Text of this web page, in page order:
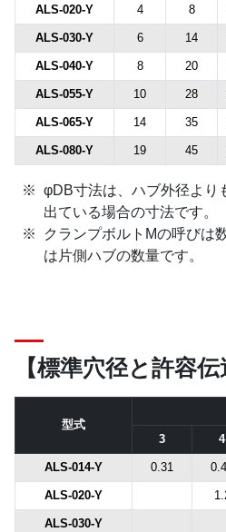
ALS-020-Y 4 8
ALS-030-Y 6 14
ALS-040-Y 8 20
ALS-055-Y 10 28
ALS-065-Y 14 35
ALS-080-Y 19 45
φDB寸法は、ハブ外径より
出ている場合の寸法です。
クランプボルトMの呼びは
は片側ハブの数量です。
【標準穴径と許容伝
型式
3
4
ALS-014-Y 0.31
ALS-020-Y
ALS-030-Y